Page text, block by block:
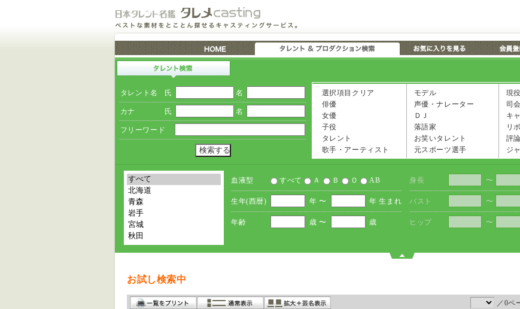
タレント名 氏 名
カナ 氏 名
フリーワード
選択項目クリア
俳優
女優
子役
タレント
歌手・アーティスト
モデル
声優・ナレーター
ＤＪ
落語家
お笑いタレント
元スポーツ選手
現
司
キ
リ
評
ジ
血液型 すべて Ａ Ｂ Ｏ AB
生年(西暦) 年 〜 年 生まれ
年齢 歳 〜 歳
身長 〜
バスト 〜
ヒップ 〜
お試し検索中
／0ペ